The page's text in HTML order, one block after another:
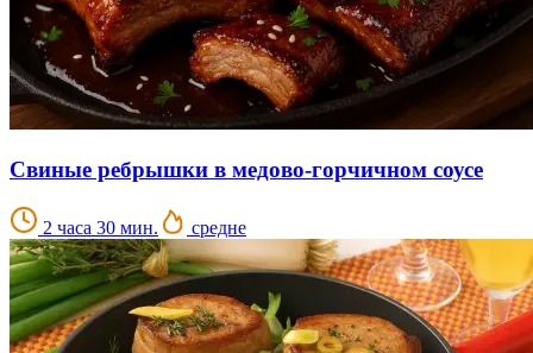
Свиные ребрышки в медово-горчичном соусе
2 часа 30 мин. средне